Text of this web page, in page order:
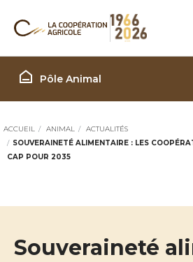
Filière Animal
Pôle Animal
ACCUEIL ANIMAL
ACTUALITÉS
SOUVERAINETÉ ALIMENTAIRE : LES
CAP POUR 2035
Souveraineté